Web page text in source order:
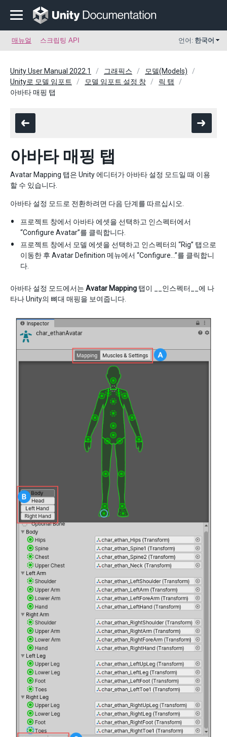
매뉴얼 스크립팅 API 언어: 한국어
Unity User Manual 2022.1 그래픽스
모델(Models)
Unity로 모델 임포트
모델 임포트 설정 창
릭 탭
아바타 매핑 탭
아바타 매핑 탭
Avatar Mapping 탭은 Unity 에디터가 아바타 설정 모드일 때 이용
할 수 있습니다.
아바타 설정 모드로 전환하려면 다음 단계를 따르십시오.
프로젝트 창에서 아바타 에셋을 선택하고 인스펙터에서
“Configure Avatar”를 클릭합니다.
프로젝트 창에서 모델 에셋을 선택하고 인스펙터의 “Rig” 탭으로
이동한 후 Avatar Definition 메뉴에서 “Configure…”를 클릭합니
다.
아바타 설정 모드에서는 Avatar Mapping 탭이 __인스펙터__에 나
타나 Unity의 뼈대 매핑을 보여줍니다.